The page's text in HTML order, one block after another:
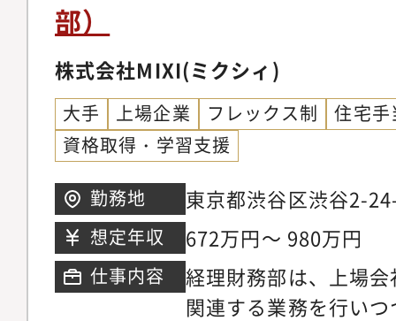
部）
株式会社MIXI(ミクシィ)
大手 上場企業 フレックス制
住宅
資格取得・学習支援
勤務地
東京都渋谷区渋谷2-
スクエア 28階～36階
想定年収 672万円～ 980万円
仕事内容
経理財務部は、上場
関連する業務を行い